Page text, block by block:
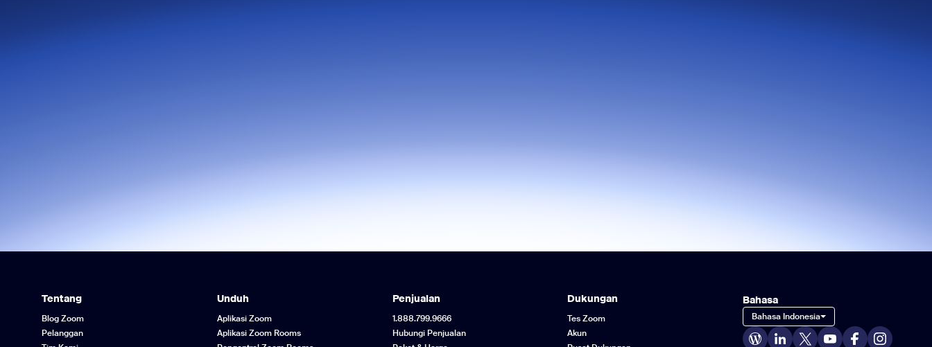
Tentang
Blog Zoom
Pelanggan
Unduh
Aplikasi Zoom
Aplikasi Zoom Rooms
Penjualan
1.888.799.9666
Hubungi Penjualan
Dukungan
Tes Zoom
Akun
Bahasa
Bahasa Indonesia